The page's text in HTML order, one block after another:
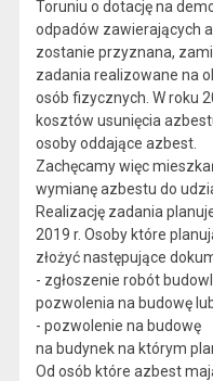
Toruniu o dotację na
odpadów zawierających
zostanie przyznana,
zadania realizowane na
osób fizycznych. W roku
kosztów usunięcia
osoby oddające azbest.
Zachęcamy więc
wymianę azbestu do
Realizację zadania
2019 r. Osoby które
złożyć następujące
- zgłoszenie robót
pozwolenia na budowę
- pozwolenie na budowę
na budynek na którym
Od osób które azbest